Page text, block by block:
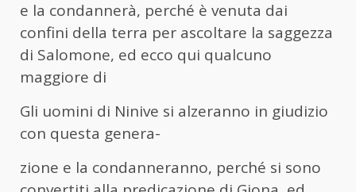
e la condannerà, perché è venuta dai
confini della terra per ascoltare la saggezza
di Salomone, ed ecco qui qualcuno
maggiore di
Gli uomini di Ninive si alzeranno in giudizio
con questa genera-
zione e la condanneranno, perché si sono